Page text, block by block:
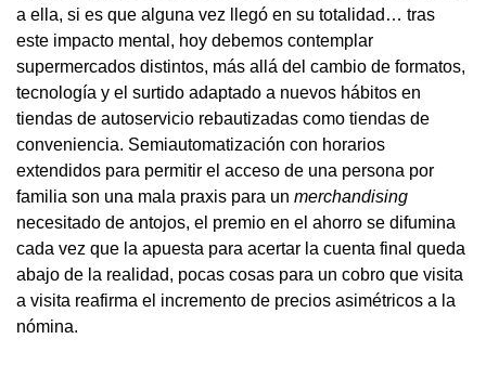
a ella, si es que alguna vez llegó en su totalidad… tras
este impacto mental, hoy debemos contemplar
supermercados distintos, más allá del cambio de formatos,
tecnología y el surtido adaptado a nuevos hábitos en
tiendas de autoservicio rebautizadas como tiendas de
conveniencia. Semiautomatización con horarios
extendidos para permitir el acceso de una persona por
familia son una mala praxis para un merchandising
necesitado de antojos, el premio en el ahorro se difumina
cada vez que la apuesta para acertar la cuenta final queda
abajo de la realidad, pocas cosas para un cobro que visita
a visita reafirma el incremento de precios asimétricos a la
nómina.